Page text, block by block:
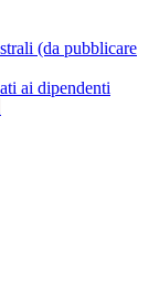
(da pubblicare
ai dipendenti